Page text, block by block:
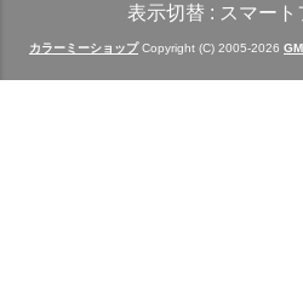
表示切替 : スマート
カラーミーショップCopyright (C) 2005-2026